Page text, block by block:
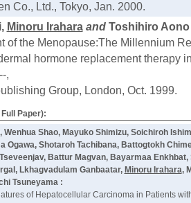
Co., Ltd., Tokyo, Jan. 2000.
Minoru Iraharaand Toshihiro Aono
of the Menopause:The Millennium
hormone replacement therapy
,
Group, London, Oct. 1999.
Paper):
Shao, Mayuko Shimizu, Soichiroh
Ogawa, Shotaroh Tachibana, Battogtokh
Battur Magvan, Bayarmaa
Lkhagvadulam Ganbaatar, Minoru Irahara,
Tsuneyama :
of Hepatocellular Carcinoma in Patients